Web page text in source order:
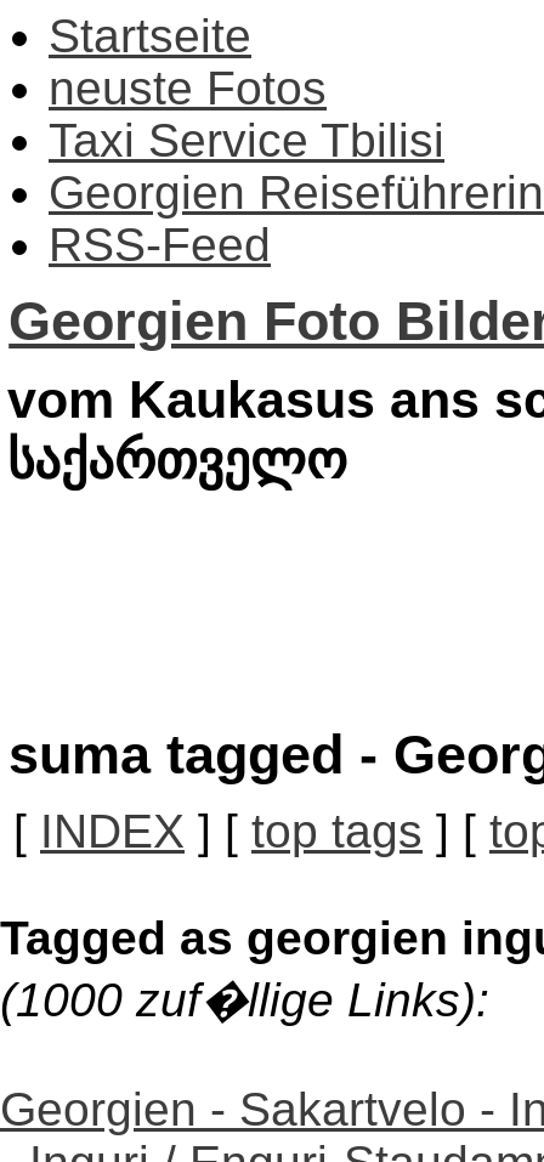
Startseite
neuste Fotos
Taxi Service Tbilisi
Georgien Reiseführerin
RSS-Feed
Georgien Foto
vom Kaukasus ans
საქართველო
suma tagged -
[ INDEX ] [ top tags ] [
Tagged as georgien
(1000 zuf�llige Links):
Georgien - Sakartvelo -